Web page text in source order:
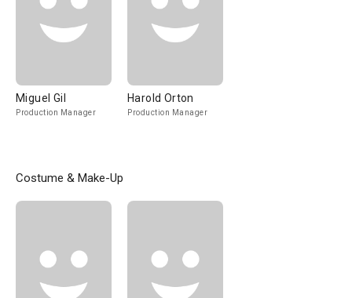
Miguel Gil
Production Manager
Harold Orton
Production Manager
Costume & Make-Up